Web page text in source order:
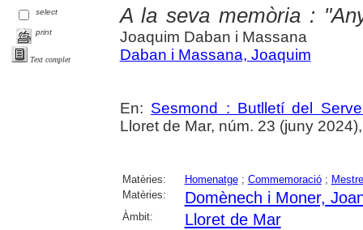
select
print
Text complet
A la seva memòria :
Joaquim Daban i Massana
Daban i Massana, Joaquim
En: Sesmond : Butlletí del
Lloret de Mar, núm. 23 (juny
Matèries: Homenatge; Commemoració;
Matèries:
Domènech i Moner,
Àmbit: Lloret de Mar